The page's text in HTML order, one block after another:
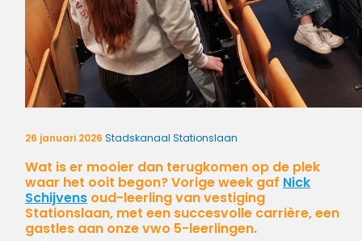
26 januari 2026 Stadskanaal Stationslaan
Wat is er mooier dan terugkomen op de plek
waar het ooit begon? Vorige week gaf Nick
Schijvens oud-leerling van vestiging
Stationslaan, met een succesvolle carrière, een
gastles aan onze vwo 5-leerlingen.